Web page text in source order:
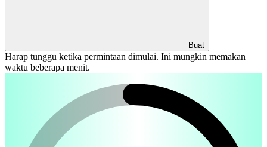
Buat
Harap tunggu ketika permintaan dimulai. Ini mungkin memakan
waktu beberapa menit.